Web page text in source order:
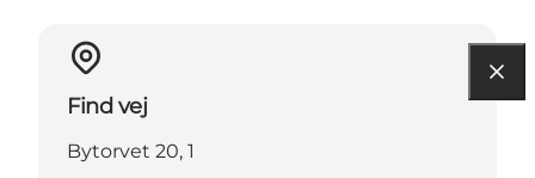
Find vej
Bytorvet 20, 1